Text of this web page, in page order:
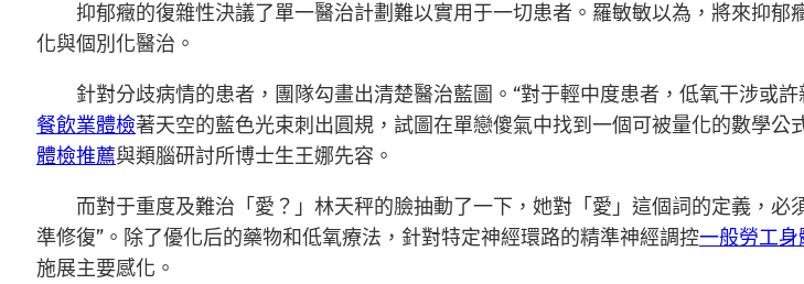
抑郁癥的復雜性決議了單一醫治計劃難以實用于一切患者。羅敏敏以為，將來抑
化與個別化醫治。
針對分歧病情的患者，團隊勾畫出清楚醫治藍圖。“對于輕中度患者，低氧干涉或
餐飲業體檢著天空的藍色光束刺出圓規，試圖在單戀傻氣中找到一個可被量化的數學
體檢推薦與類腦研討所博士生王娜先容。
而對于重度及難治「愛？」林天秤的臉抽動了一下，她對「愛」這個詞的定義，
準修復”。除了優化后的藥物和低氧療法，針對特定神經環路的精準神經調控一般勞工
施展主要感化。